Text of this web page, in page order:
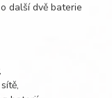
další dvě baterie